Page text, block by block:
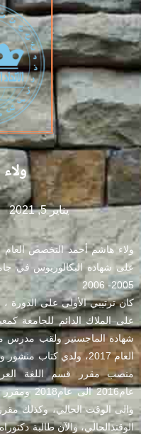
يناير 5, 2021
ولاء هاشم أحمد التخصص
على شهادة البكالوريوس في
2005- 2006
كان ترتيبي الأولى على الدورة
على الملاك الدائم للجامعة
العام 2017، ولدي كتاب
منصب مقرر قسم اللغة
الوقتذالحالي، والآن طالبة